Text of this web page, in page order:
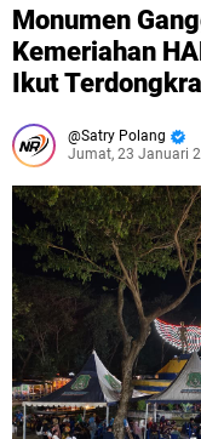
Monumen
Kemeriahan
Ikut
Satry Polang
Jumat, 23 Januari